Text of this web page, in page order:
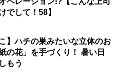
でして！58】
】ハチの巣みたいな立体のお
の花」を手づくり！ 暑い日
もう